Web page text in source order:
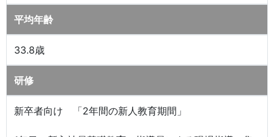
平均年齢
33.8歳
研修
新卒者向け 「2年間の新人教育期間」